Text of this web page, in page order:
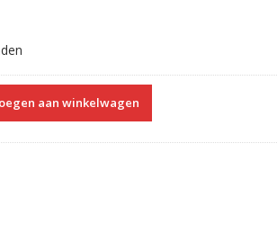
aan winkelwagen